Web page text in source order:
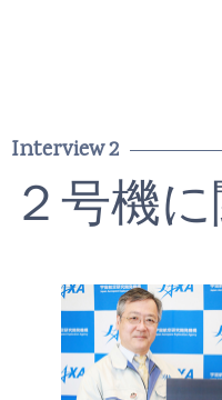
Interview 2
２号機